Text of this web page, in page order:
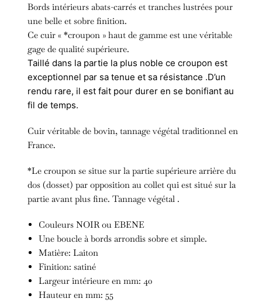
Bords intérieurs abats-carrés et tranches lustrées pour
une belle et sobre finition.
Ce cuir « *croupon » haut de gamme est une véritable
gage de qualité supérieure.
Taillé dans la partie la plus noble ce croupon est
exceptionnel par sa tenue et sa résistance .D’un
rendu rare, il est fait pour durer en se bonifiant au
fil de temps.
Cuir véritable de bovin, tannage végétal traditionnel en
France.
*Le croupon se situe sur la partie supérieure arrière du
dos (dosset) par opposition au collet qui est situé sur la
partie avant plus fine. Tannage végétal .
Couleurs NOIR ou EBENE
Une boucle à bords arrondis sobre et simple.
Matière: Laiton
Finition: satiné
Largeur intérieure en mm: 40
Hauteur en mm: 55